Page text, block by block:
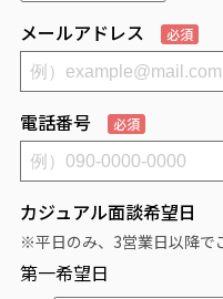
メールアドレス 必須
電話番号 必須
カジュアル面談希望日
※平日のみ、3営業日以降で
第一希望日